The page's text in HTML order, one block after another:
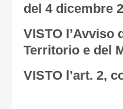
del 4 dicembre
VISTO l’Avviso
Territorio e del
VISTO l’art. 2,